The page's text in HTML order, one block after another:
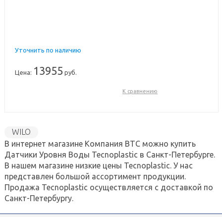
Уточнить по наличию
Цена: 13955 руб.
К сравнению
WILO
В интернет магазине Компания ВТС можно купить
Датчики Уровня Воды Tecnoplastic в Санкт-Петербурге.
В нашем магазине низкие цены Tecnoplastic. У нас
представлен большой ассортимент продукции.
Продажа Tecnoplastic осуществляется с доставкой по
Санкт-Петербургу.